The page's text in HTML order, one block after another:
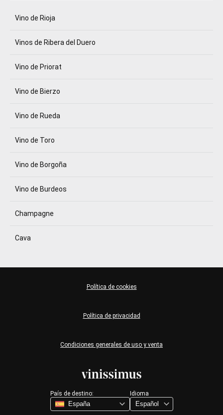
Vino de Rioja
Vinos de Ribera del Duero
Vino de Priorat
Vino de Bierzo
Vino de Rueda
Vino de Toro
Vino de Borgoña
Vino de Burdeos
Champagne
Cava
País de destino: Idioma
Condiciones generales de uso y venta
Política de privacidad
Política de cookies